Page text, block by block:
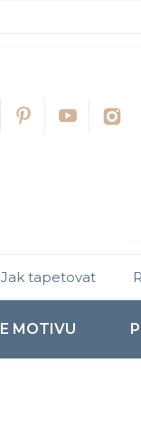
MOTIVU
Jak tapetovat